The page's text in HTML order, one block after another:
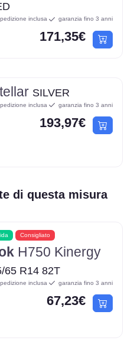
inclusa garanzia fino 3 anni
171,35€
SILVER
inclusa garanzia fino 3 anni
193,97€
di questa misura
Consigliato
H750 Kinergy
65 R14 82T
inclusa garanzia fino 3 anni
67,23€